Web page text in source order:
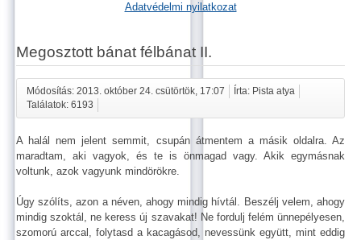
Adatvédelmi nyilatkozat
Megosztott bánat félbánat II.
Módosítás: 2013. október 24. csütörtök, 17:07
Írta: Pista atya
Találatok: 6193
A halál nem jelent semmit, csupán átmentem a másik oldalra. Az
maradtam, aki vagyok, és te is önmagad vagy. Akik egymásnak
voltunk, azok vagyunk mindörökre.
Úgy szólíts, azon a néven, ahogy mindig hívtál. Beszélj velem, ahogy
mindig szoktál, ne keress új szavakat! Ne fordulj felém ünnepélyesen,
szomorú arccal, folytasd a kacagásod, nevessünk együtt, mint eddig